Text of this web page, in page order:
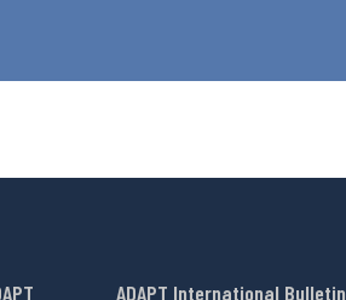
ADAPT International Bulletin